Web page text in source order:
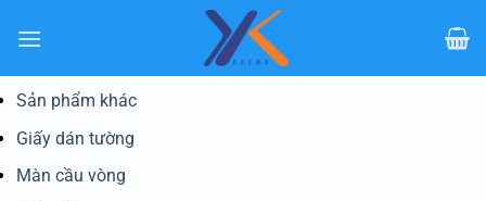
qua
dungSản phẩm khác
Giấy dán tường
Màn cầu vòng